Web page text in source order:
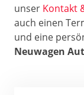
unser Kontakt
auch einen
und eine
Neuwagen